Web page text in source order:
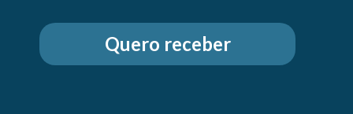
Quero receber